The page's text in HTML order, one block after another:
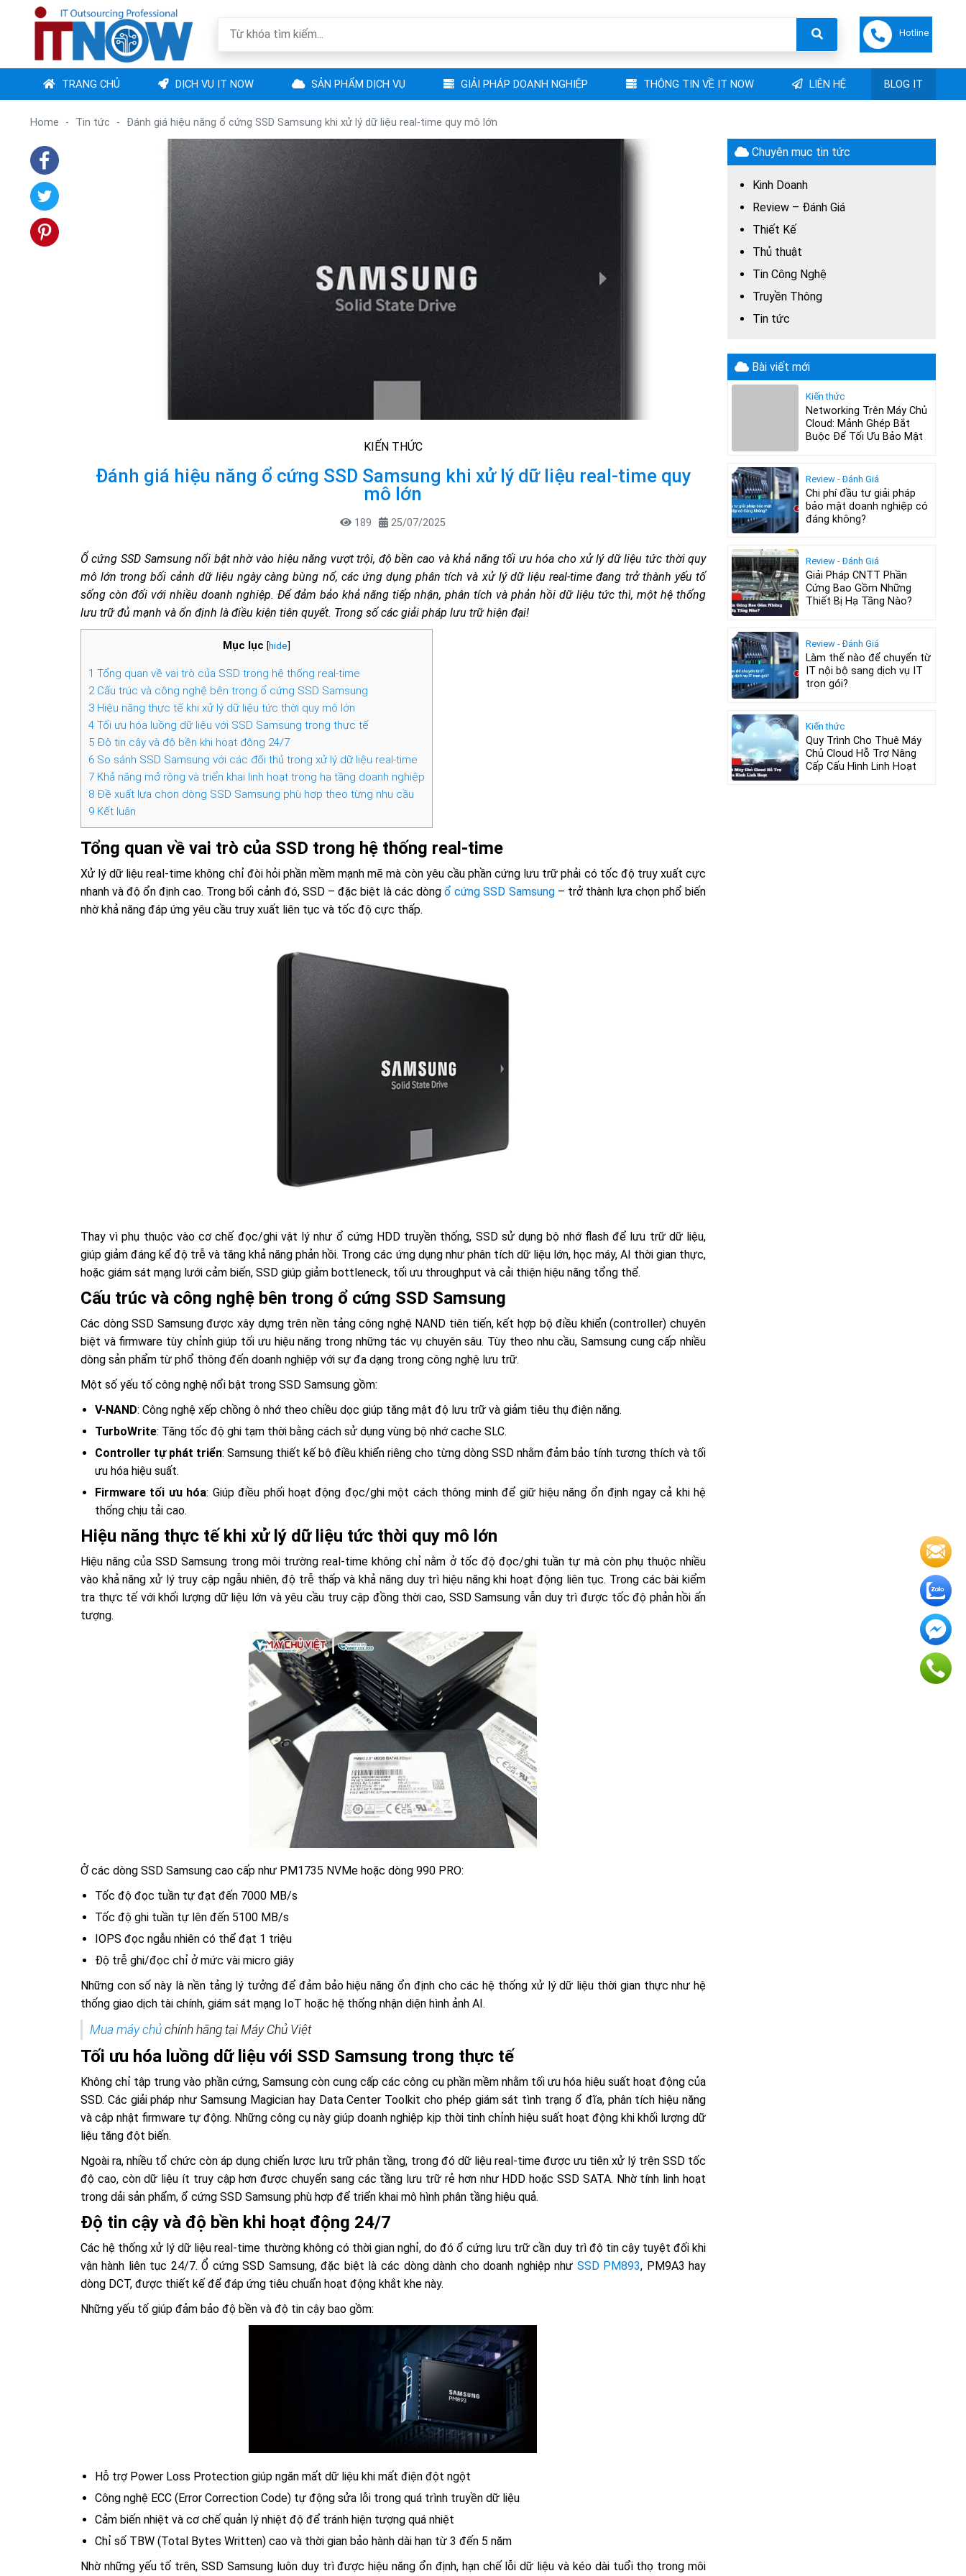
Hotline
TRANG CHỦ DỊCH VỤ IT NOW SẢN PHẨM DỊCH VỤ GIẢI PHÁP DOANH NGHIỆP THÔNG TIN VỀ IT NOW LIÊN HỆ BLOG IT
Home - Tin tức - Đánh giá hiệu năng ổ cứng SSD Samsung khi xử lý dữ liệu real-time quy mô lớn
KIẾN THỨC
Đánh giá hiệu năng ổ cứng SSD Samsung khi xử lý dữ liệu real-time quy
mô lớn
189 25/07/2025
Ổ cứng SSD Samsung nổi bật nhờ vào hiệu năng vượt trội, độ bền cao và khả năng tối ưu hóa cho xử lý dữ liệu tức thời quy
mô lớn trong bối cảnh dữ liệu ngày càng bùng nổ, các ứng dụng phân tích và xử lý dữ liệu real-time đang trở thành yếu tố
sống còn đối với nhiều doanh nghiệp. Để đảm bảo khả năng tiếp nhận, phân tích và phản hồi dữ liệu tức thì, một hệ thống
lưu trữ đủ mạnh và ổn định là điều kiện tiên quyết. Trong số các giải pháp lưu trữ hiện đại!
Mục lục [hide]
1 Tổng quan về vai trò của SSD trong hệ thống real-time
2Cấu trúc và công nghệ bên trong ổ cứng SSD Samsung
3Hiệu năng thực tế khi xử lý dữ liệu tức thời quy mô lớn
4Tối ưu hóa luồng dữ liệu với SSD Samsung trong thực tế
5Độ tin cậy và độ bền khi hoạt động 24/7
6So sánh SSD Samsung với các đối thủ trong xử lý dữ liệu real-time
7Khả năng mở rộng và triển khai linh hoạt trong hạ tầng doanh nghiệp
8Đề xuất lựa chọn dòng SSD Samsung phù hợp theo từng nhu cầu
9Kết luận
Tổng quan về vai trò của SSD trong hệ thống real-time
Xử lý dữ liệu real-time không chỉ đòi hỏi phần mềm mạnh mẽ mà còn yêu cầu phần cứng lưu trữ phải có tốc độ truy xuất cực
nhanh và độ ổn định cao. Trong bối cảnh đó, SSD – đặc biệt là các dòngổ cứng SSD Samsung– trở thành lựa chọn phổ biến
nhờ khả năng đáp ứng yêu cầu truy xuất liên tục và tốc độ cực thấp.
Thay vì phụ thuộc vào cơ chế đọc/ghi vật lý như ổ cứng HDD truyền thống, SSD sử dụng bộ nhớ flash để lưu trữ dữ liệu,
giúp giảm đáng kể độ trễ và tăng khả năng phản hồi. Trong các ứng dụng như phân tích dữ liệu lớn, học máy, AI thời gian thực,
hoặc giám sát mạng lưới cảm biến, SSD giúp giảm bottleneck, tối ưu throughput và cải thiện hiệu năng tổng thể.
Cấu trúc và công nghệ bên trong ổ cứng SSD Samsung
Các dòng SSD Samsung được xây dựng trên nền tảng công nghệ NAND tiên tiến, kết hợp bộ điều khiển (controller) chuyên
biệt và firmware tùy chỉnh giúp tối ưu hiệu năng trong những tác vụ chuyên sâu. Tùy theo nhu cầu, Samsung cung cấp nhiều
dòng sản phẩm từ phổ thông đến doanh nghiệp với sự đa dạng trong công nghệ lưu trữ.
Một số yếu tố công nghệ nổi bật trong SSD Samsung gồm:
V-NAND: Công nghệ xếp chồng ô nhớ theo chiều dọc giúp tăng mật độ lưu trữ và giảm tiêu thụ điện năng.
TurboWrite: Tăng tốc độ ghi tạm thời bằng cách sử dụng vùng bộ nhớ cache SLC.
Controller tự phát triển: Samsung thiết kế bộ điều khiển riêng cho từng dòng SSD nhằm đảm bảo tính tương thích và tối
ưu hóa hiệu suất.
Firmware tối ưu hóa: Giúp điều phối hoạt động đọc/ghi một cách thông minh để giữ hiệu năng ổn định ngay cả khi hệ
thống chịu tải cao.
Hiệu năng thực tế khi xử lý dữ liệu tức thời quy mô lớn
Hiệu năng của SSD Samsung trong môi trường real-time không chỉ nằm ở tốc độ đọc/ghi tuần tự mà còn phụ thuộc nhiều
vào khả năng xử lý truy cập ngẫu nhiên, độ trễ thấp và khả năng duy trì hiệu năng khi hoạt động liên tục. Trong các bài kiểm
tra thực tế với khối lượng dữ liệu lớn và yêu cầu truy cập đồng thời cao, SSD Samsung vẫn duy trì được tốc độ phản hồi ấn
tượng.
Ở các dòng SSD Samsung cao cấp như PM1735 NVMe hoặc dòng 990 PRO:
Tốc độ đọc tuần tự đạt đến 7000 MB/s
Tốc độ ghi tuần tự lên đến 5100 MB/s
IOPS đọc ngẫu nhiên có thể đạt 1 triệu
Độ trễ ghi/đọc chỉ ở mức vài micro giây
Những con số này là nền tảng lý tưởng để đảm bảo hiệu năng ổn định cho các hệ thống xử lý dữ liệu thời gian thực như hệ
thống giao dịch tài chính, giám sát mạng IoT hoặc hệ thống nhận diện hình ảnh AI.
Mua máy chủ chính hãng tại Máy Chủ Việt
Tối ưu hóa luồng dữ liệu với SSD Samsung trong thực tế
Không chỉ tập trung vào phần cứng, Samsung còn cung cấp các công cụ phần mềm nhằm tối ưu hóa hiệu suất hoạt động của
SSD. Các giải pháp như Samsung Magician hay Data Center Toolkit cho phép giám sát tình trạng ổ đĩa, phân tích hiệu năng
và cập nhật firmware tự động. Những công cụ này giúp doanh nghiệp kịp thời tinh chỉnh hiệu suất hoạt động khi khối lượng dữ
liệu tăng đột biến.
Ngoài ra, nhiều tổ chức còn áp dụng chiến lược lưu trữ phân tầng, trong đó dữ liệu real-time được ưu tiên xử lý trên SSD tốc
độ cao, còn dữ liệu ít truy cập hơn được chuyển sang các tầng lưu trữ rẻ hơn như HDD hoặc SSD SATA. Nhờ tính linh hoạt
trong dải sản phẩm, ổ cứng SSD Samsung phù hợp để triển khai mô hình phân tầng hiệu quả.
Độ tin cậy và độ bền khi hoạt động 24/7
Các hệ thống xử lý dữ liệu real-time thường không có thời gian nghỉ, do đó ổ cứng lưu trữ cần duy trì độ tin cậy tuyệt đối khi
vận hành liên tục 24/7. Ổ cứng SSD Samsung, đặc biệt là các dòng dành cho doanh nghiệp như SSD PM893, PM9A3 hay
dòng DCT, được thiết kế để đáp ứng tiêu chuẩn hoạt động khắt khe này.
Những yếu tố giúp đảm bảo độ bền và độ tin cậy bao gồm:
Hỗ trợ Power Loss Protection giúp ngăn mất dữ liệu khi mất điện đột ngột
Công nghệ ECC (Error Correction Code) tự động sửa lỗi trong quá trình truyền dữ liệu
Cảm biến nhiệt và cơ chế quản lý nhiệt độ để tránh hiện tượng quá nhiệt
Chỉ số TBW (Total Bytes Written) cao và thời gian bảo hành dài hạn từ 3 đến 5 năm
Nhờ những yếu tố trên, SSD Samsung luôn duy trì được hiệu năng ổn định, hạn chế lỗi dữ liệu và kéo dài tuổi thọ trong môi
Chuyên mục tin tức
Kinh Doanh
Review – Đánh Giá
Thiết Kế
Thủ thuật
Tin Công Nghệ
Truyền Thông
Tin tức
Bài viết mới
Kiến thức
Networking Trên Máy Chủ
Cloud: Mảnh Ghép Bắt
Buộc Để Tối Ưu Bảo Mật
Review - Đánh Giá
Chi phí đầu tư giải pháp
bảo mật doanh nghiệp có
đáng không?
Review - Đánh Giá
Giải Pháp CNTT Phần
Cứng Bao Gồm Những
Thiết Bị Hạ Tầng Nào?
Review - Đánh Giá
Làm thế nào để chuyển từ
IT nội bộ sang dịch vụ IT
trọn gói?
Kiến thức
Quy Trình Cho Thuê Máy
Chủ Cloud Hỗ Trợ Nâng
Cấp Cấu Hình Linh Hoạt